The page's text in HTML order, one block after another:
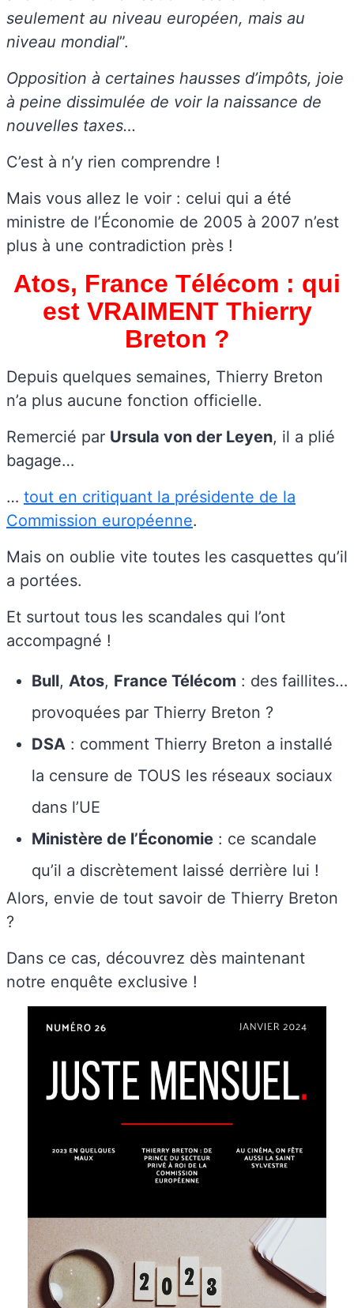
seulement au niveau européen, mais au
niveau mondial”.
Opposition à certaines hausses d’impôts, joie
à peine dissimulée de voir la naissance de
nouvelles taxes…
C’est à n’y rien comprendre !
Mais vous allez le voir : celui qui a été
ministre de l’Économie de 2005 à 2007 n’est
plus à une contradiction près !
Atos, France Télécom : qui
est VRAIMENT Thierry
Breton ?
Depuis quelques semaines, Thierry Breton
n’a plus aucune fonction officielle.
Remercié par Ursula von der Leyen, il a plié
bagage…
… tout en critiquant la présidente de la
Commission européenne.
Mais on oublie vite toutes les casquettes qu’il
a portées.
Et surtout tous les scandales qui l’ont
accompagné !
Bull, Atos, France Télécom : des faillites…
provoquées par Thierry Breton ?
DSA : comment Thierry Breton a installé
la censure de TOUS les réseaux sociaux
dans l’UE
Ministère de l’Économie : ce scandale
qu’il a discrètement laissé derrière lui !
Alors, envie de tout savoir de Thierry Breton
?
Dans ce cas, découvrez dès maintenant
notre enquête exclusive !